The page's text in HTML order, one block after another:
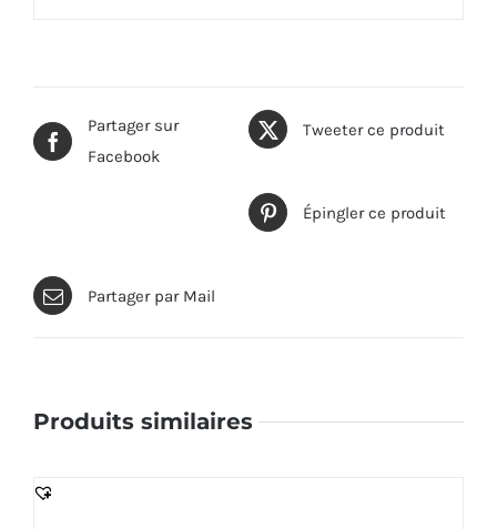
Partager sur
Facebook
Tweeter ce produit
Épingler ce produit
Partager par Mail
Produits similaires